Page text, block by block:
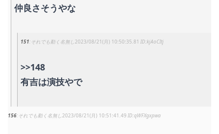
仲良さそうやな
151 それでも動く名無し2023/08/21(月) 10:50:35.81 kjAoCItj
>>148
有吉は演技やで
156 それでも動く名無し2023/08/21(月) 10:51:41.49 qWFXgxpwa